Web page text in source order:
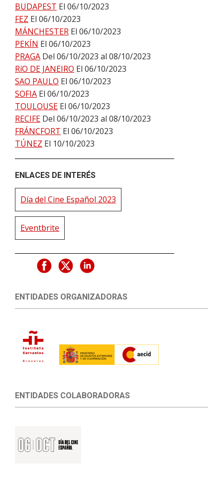
BUDAPEST El 06/10/2023
FEZ El 06/10/2023
MÁNCHESTER El 06/10/2023
PEKÍN El 06/10/2023
PRAGA Del 06/10/2023 al 08/10/2023
RíO DE JANEIRO El 06/10/2023
SAO PAULO El 06/10/2023
SOFIA El 06/10/2023
TOULOUSE El 06/10/2023
RECIFE Del 06/10/2023 al 08/10/2023
FRÁNCFORT El 06/10/2023
TÚNEZ El 10/10/2023
ENLACES DE INTERÉS
Día del Cine Español 2023
Eventbrite
ENTIDADES ORGANIZADORAS
ENTIDADES COLABORADORAS